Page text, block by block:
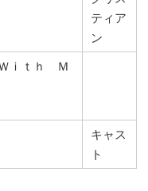
ティア
ン
ｉｔｈ Ｍ
キャス
ト